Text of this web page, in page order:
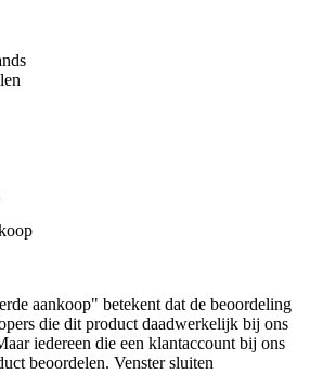
aankoop" betekent dat de beoordeling
die dit product daadwerkelijk bij ons
iedereen die een klantaccount bij ons
beoordelen. Venster sluiten